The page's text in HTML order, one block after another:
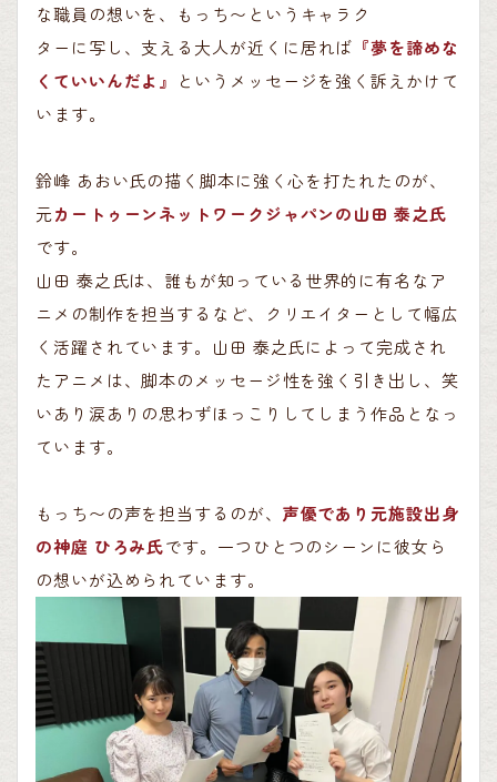
な職員 の想いを、 もっち〜 というキャラク
タ ー に写 し 、 支 える 大人が近 くに居れば 『夢を諦めな
くていいんだよ 』 というメッセー ジを強 く訴 えかけて
います。
鈴峰 あおい氏の描く脚本に強く心を打たれたのが、
元カートゥーンネットワークジャパンの山田 泰之氏
です。
山田 泰之氏は、誰もが知っている世界的に有名なア
ニメの制作を担当するなど、クリエイターとして幅広
く活躍されています。山田 泰之氏によって完成され
たアニメは、脚本のメッセージ性を強く引き出し、笑
いあり涙ありの思わずほっこりしてしまう作品となっ
ています。
もっち〜の声を担当するのが、 声優であり元施設出身
の神庭 ひろみ氏です。一つひとつのシーンに彼女ら
の想いが込められています。